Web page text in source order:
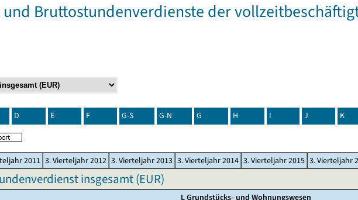
Bruttostundenverdienste der
D E F G-S G-N G H I J K
2011 3. Vierteljahr 2012 3. Vierteljahr 2013 3. Vierteljahr 2014 3. Vierteljahr 2015 3. Vierteljahr
insgesamt (EUR)
L Grundstücks- und Wohnungswesen